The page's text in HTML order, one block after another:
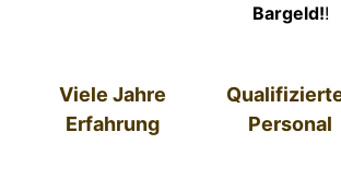
Bargeld!!
Viele Jahre
Erfahrung
Personal